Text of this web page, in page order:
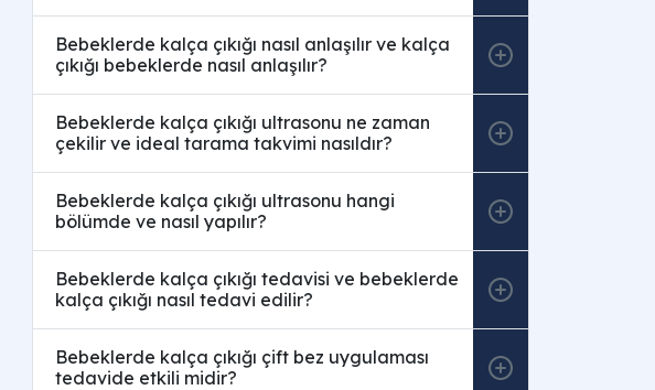
Bebeklerde kalça çıkığı nasıl anlaşılır ve kalça
çıkığı bebeklerde nasıl anlaşılır?
Bebeklerde kalça çıkığı ultrasonu ne zaman
çekilir ve ideal tarama takvimi nasıldır?
Bebeklerde kalça çıkığı ultrasonu hangi
bölümde ve nasıl yapılır?
Bebeklerde kalça çıkığı tedavisi ve bebeklerde
kalça çıkığı nasıl tedavi edilir?
Bebeklerde kalça çıkığı çift bez uygulaması
tedavide etkili midir?